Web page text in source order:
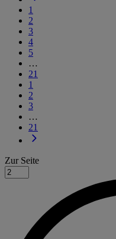
1
2
3
4
5
…
21
1
2
3
…
21
Zur Seite